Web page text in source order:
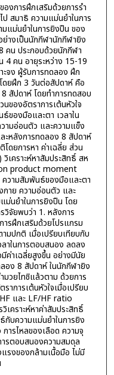
งการฝึกเสริมด้วยการรำ
สมาธิ ความแม่นยำในการ
แม่นยำในการยิงปืน ของ
างเป็นนักกีฬานักกีฬายิง
คน ประกอบด้วยนักกีฬา
4 คน อายุระหว่าง 15-19
ะจง ผู้รับการทดลอง ฝึก
ดยฝึก 3 วันต่อสัปดาห์ คือ
สัปดาห์ โดยทำการทดสอบ
ของอัตราการเต้นหัวใจ
ของมือและตา เวลาใน
ามอ่อนตัว และความแข็ง
ะหลังการทดลอง 8 สัปดาห์
โดยการหา ค่าเฉลี่ย ส่วน
เคราะห์หาสัมประสิทธิ์ สห
product moment
วามสัมพันธ์ของมือและตา
กาย ความอ่อนตัว และ
นยำในการยิงปืน โดย
จัยพบว่า 1. หลังการ
รฝึกเสริมด้วยโปรแกรม
มปกติ เมื่อเปรียบเทียบกับ
าในการตอบสนอง ลดลง
ค่าเฉลี่ยสูงขึ้น อย่างมีนัย
อง 8 สัปดาห์ ในนักกีฬายิง
มวยไทชิแล้วตาม ด้วยการ
การเต้นหัวใจเมื่อเปรียบ
และ LF/HF ratio
คราะห์หาค่าสัมประสิทธิ์
บความแม่นยำในการยิง
ารไหลของเลือด ความจุ
รตอบสนองความสมดุล
รงของกล้ามเนื้อมือ ไม่มี